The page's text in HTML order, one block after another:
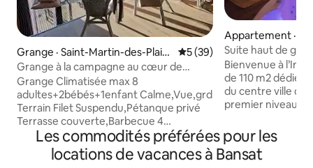
Grange · Saint-Martin-des-Plain
s
Note moyenne de 5 sur 5,
5 (39)
Grange à la campagne au cœur de
l'Auvergne
Grange Climatisée max 8
adultes+2bébés+1enfant Calme,Vue,grd
Terrain Filet Suspendu,Pétanque privé
Terrasse couverte,Barbecue 4
chambres à l'étage (4 lits double+2
litsbb+1matelas enfant) Draps-
Serviettes fournis Chauffage sol+Poêle
Appartement ·
errand
Suite haut de
Bienvenue à
de 110 m2 dédiée
du centre ville de
premier niveau,
volcan, une
équipée et un
de pluie. Un
Les commodités préférées pour les
locations de vacances à Bansat